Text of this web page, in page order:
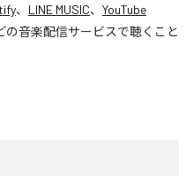
、 LINE MUSIC、 YouTube
の音楽配信サービスで聴くこと